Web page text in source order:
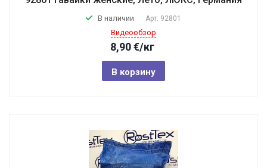
В наличии Арт. 92801
Видеообзор
8,90€/кг
В корзину